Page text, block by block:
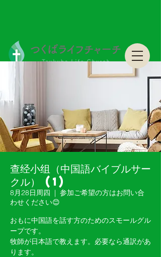
つくばライフチャーチ Tsukuba Life Church
つくばライフチャーチ Tsukuba Life Church
查经小组（中国語バイブルサー
クル） (1)
8月28日周四
  |
参加ご希望の方はお問い合
わせください😊
おもに中国語を話す方のためのスモールグル
ープです。
牧師が日本語で教えます。必要なら通訳があ
ります。